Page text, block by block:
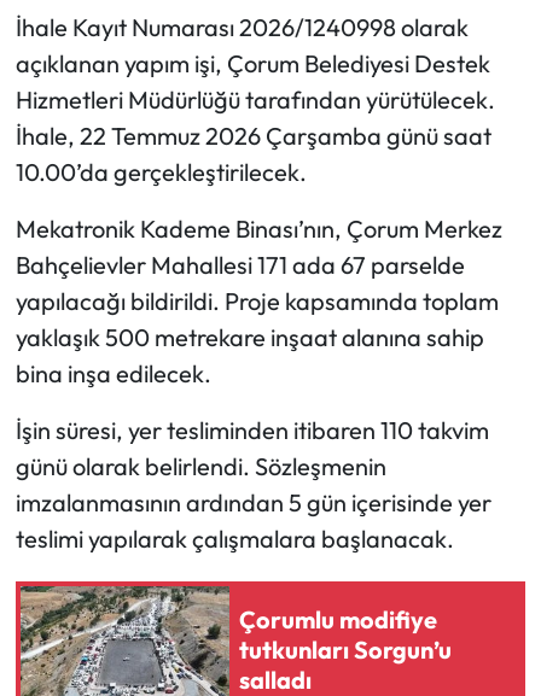
İhale Kayıt Numarası 2026/1240998 olarak
açıklanan yapım işi, Çorum Belediyesi Destek
Hizmetleri Müdürlüğü tarafından yürütülecek.
İhale, 22 Temmuz 2026 Çarşamba günü saat
10.00’da gerçekleştirilecek.
Mekatronik Kademe Binası’nın, Çorum Merkez
Bahçelievler Mahallesi 171 ada 67 parselde
yapılacağı bildirildi. Proje kapsamında toplam
yaklaşık 500 metrekare inşaat alanına sahip
bina inşa edilecek.
İşin süresi, yer tesliminden itibaren 110 takvim
günü olarak belirlendi. Sözleşmenin
imzalanmasının ardından 5 gün içerisinde yer
teslimi yapılarak çalışmalara başlanacak.
Çorumlu modifiye
tutkunları Sorgun’u
salladı
Magazin
Mecitözü Haberleri
Oğuzlar Haberleri
Ortaköy Haberleri
Osmancık Haberleri
Otomotiv
Resmi İlan
Resmi Reklam
Sağlık
Siyaset
Spor